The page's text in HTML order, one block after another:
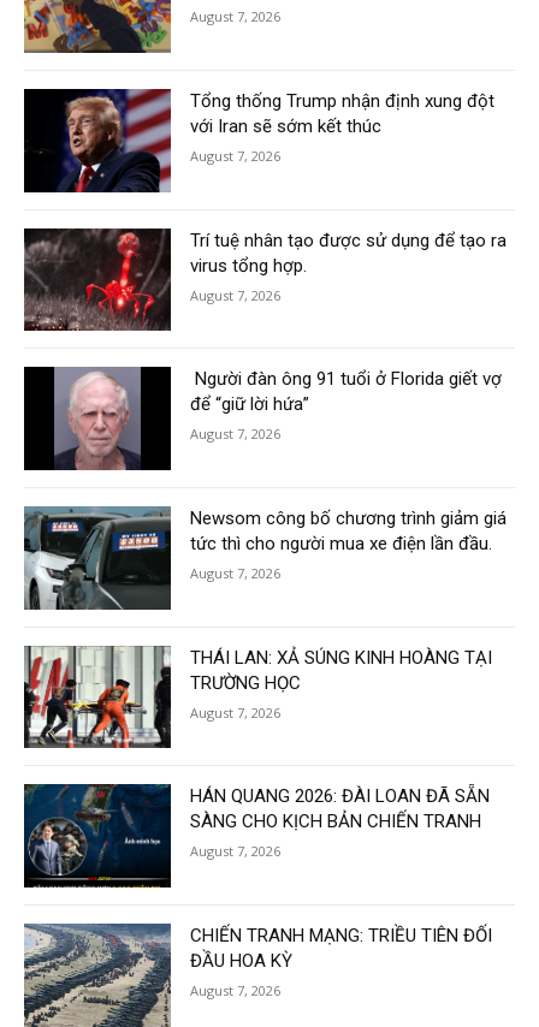
August 7, 2026
Tổng thống Trump nhận định xung đột
với Iran sẽ sớm kết thúc
August 7, 2026
Trí tuệ nhân tạo được sử dụng để tạo ra
virus tổng hợp.
August 7, 2026
Người đàn ông 91 tuổi ở Florida giết vợ
để “giữ lời hứa”
August 7, 2026
Newsom công bố chương trình giảm giá
tức thì cho người mua xe điện lần đầu.
August 7, 2026
THÁI LAN: XẢ SÚNG KINH HOÀNG TẠI
TRƯỜNG HỌC
August 7, 2026
HÁN QUANG 2026: ĐÀI LOAN ĐÃ SẴN
SÀNG CHO KỊCH BẢN CHIẾN TRANH
August 7, 2026
CHIẾN TRANH MẠNG: TRIỀU TIÊN ĐỐI
ĐẦU HOA KỲ
August 7, 2026